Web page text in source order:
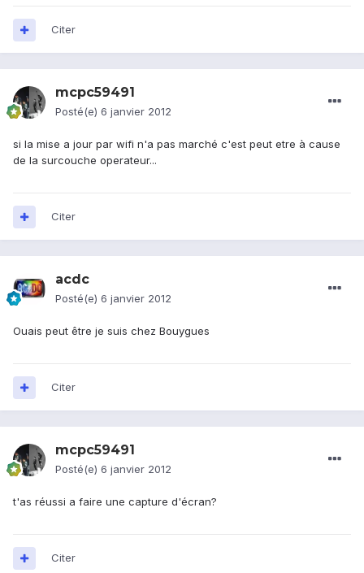
Citer
mcpc59491
Posté(e) 6 janvier 2012
si la mise a jour par wifi n'a pas marché c'est peut etre à cause
de la surcouche operateur...
Citer
acdc
Posté(e) 6 janvier 2012
Ouais peut être je suis chez Bouygues
Citer
mcpc59491
Posté(e) 6 janvier 2012
t'as réussi a faire une capture d'écran?
Citer